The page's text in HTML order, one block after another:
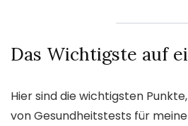
Das Wichtigste auf
Hier sind die wichtigsten
von Gesundheitstests für